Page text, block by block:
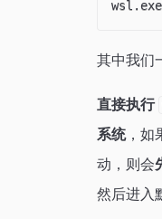
其中我们
直接执行
系统，如
动，则会
然后进入